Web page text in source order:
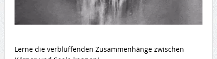
Lerne die verblüffenden Zusammenhänge zwischen